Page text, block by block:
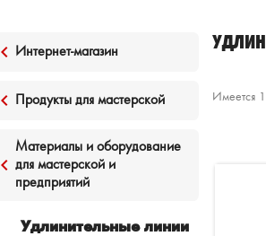
keyboard_arrow_left Интернет-магазин
keyboard_arrow_left Продукты для мастерской
keyboard_arrow_left
Материалы и оборудование
для мастерской и
предприятий
Удлинительные линии
Имеется 1